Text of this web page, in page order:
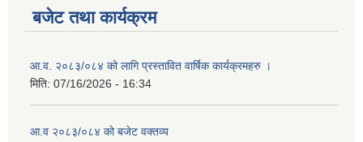
बजेट तथा कार्यक्रम
आ.व. २०८३/०८४ को लागि प्रस्तावित वार्षिक कार्यक्रमहरु ।
मिति: 07/16/2026 - 16:34
आ.व २०८३/०८४ को बजेट वक्तव्य